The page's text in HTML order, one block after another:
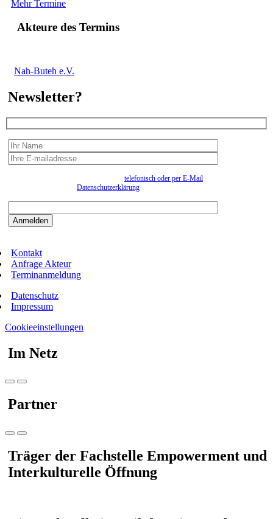
Mehr Termine
Akteure des Termins
Nah-Buteh e.V.
Newsletter?
telefonisch oder per E-Mail
Datenschutzerklärung
Kontakt
Anfrage Akteur
Terminanmeldung
Datenschutz
Impressum
Cookieeinstellungen
Im Netz
Partner
Träger der Fachstelle Empowerment und
Interkulturelle Öffnung